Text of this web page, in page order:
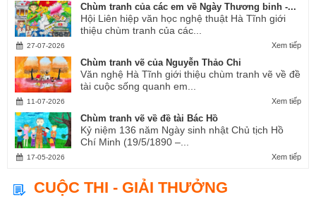
Chùm tranh của các em về Ngày Thương binh -...
Hội Liên hiệp văn học nghệ thuật Hà Tĩnh giới
thiệu chùm tranh của các...
Xem tiếp
27-07-2026
Chùm tranh vẽ của Nguyễn Thảo Chi
Văn nghệ Hà Tĩnh giới thiệu chùm tranh vẽ về đề
tài cuộc sống quanh em...
Xem tiếp
11-07-2026
Chùm tranh vẽ về đề tài Bác Hồ
Kỷ niệm 136 năm Ngày sinh nhật Chủ tịch Hồ
Chí Minh (19/5/1890 –...
Xem tiếp
17-05-2026
CUỘC THI - GIẢI THƯỞNG